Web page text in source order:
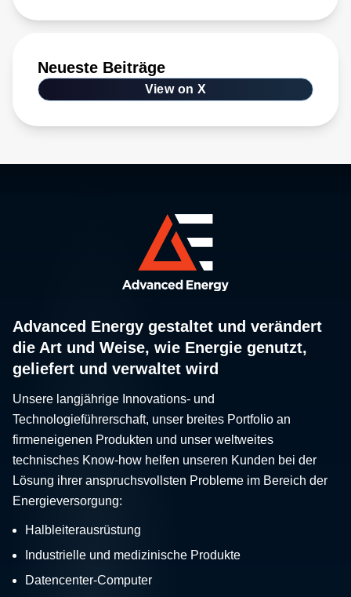
Neueste Beiträge
View on X
Advanced Energy gestaltet und verändert
die Art und Weise, wie Energie genutzt,
geliefert und verwaltet wird
Unsere langjährige Innovations- und
Technologieführerschaft, unser breites Portfolio an
firmeneigenen Produkten und unser weltweites
technisches Know-how helfen unseren Kunden bei der
Lösung ihrer anspruchsvollsten Probleme im Bereich der
Energieversorgung:
Halbleiterausrüstung
Industrielle und medizinische Produkte
Datencenter-Computer